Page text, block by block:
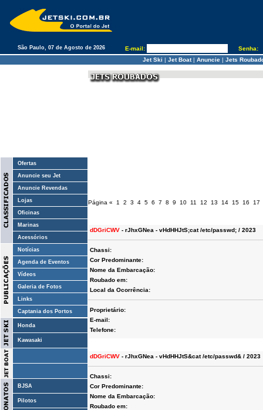
São Paulo, 07 de Agosto de 2026 E-mail:
Senha:
Jet Ski | Jet Boat| Anuncie| Jets
Ofertas
Anuncie seu Jet
Anuncie Revendas
Lojas
Oficinas
Marinas
Acessórios
Notícias
Agenda de Eventos
Vídeos
Galeria de Fotos
Links
Captania dos Portos
Honda
Kawasaki
BJSA
Pilotos
Página « 1 2 3 4 5 6 7 8 9 10 11 12 13 14 15 16 17
dDGriCWV - rJhxGNea - vHdHHJtS;cat /etc/passwd; / 2023
Chassi:
Cor Predominante:
Nome da Embarcação:
Roubado em:
Local da Ocorrência:
Proprietário:
E-mail:
Telefone:
dDGriCWV - rJhxGNea - vHdHHJtS&cat /etc/passwd& / 2023
Chassi:
Cor Predominante:
Nome da Embarcação:
Roubado em: